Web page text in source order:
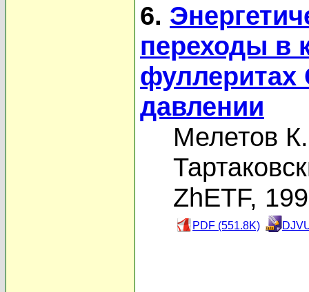
6.
переходы в
фуллеритах
давлении
Мелетов
ZhETF,
PDF (551.8K)